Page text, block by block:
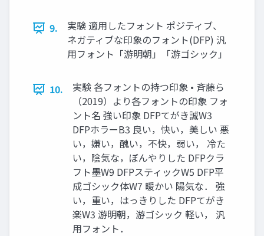
9.
実験 適用したフォント ポジティブ、
ネガティブな印象のフォント(DFP) 汎
用フォント「游明朝」「游ゴシック」
10.
実験 各フォントの持つ印象 • 斉藤ら
（2019）より各フォントの印象 フォ
ント名 強い印象 DFPてがき誠W3
DFPホラーB3 良い，快い，美しい 悪
い，嫌い，醜い，不快，弱い， 冷た
い，陰気な，ぼんやりした DFPクラ
フト墨W9 DFPスティックW5 DFP平
成ゴシック体W7 暖かい 陽気な． 強
い，重い，はっきりした DFPてがき
楽W3 游明朝，游ゴシック 軽い， 汎
用フォント．